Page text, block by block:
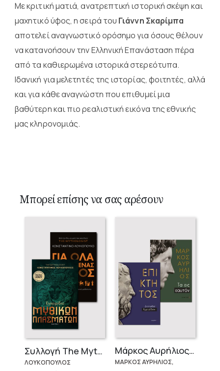
Με κριτική ματιά, ανατρεπτική ιστορική σκέψη και
μαχητικό ύφος, η σειρά του Γιάννη Σκαρίμπα
αποτελεί αναγνωστικό ορόσημο για όσους θέλουν
να κατανοήσουν την Ελληνική Επανάσταση πέρα
από τα καθιερωμένα ιστορικά στερεότυπα.
Ιδανική για μελετητές της ιστορίας, φοιτητές, αλλά
και για κάθε αναγνώστη που επιθυμεί μια
βαθύτερη και πιο ρεαλιστική εικόνα της εθνικής
μας κληρονομιάς.
Μπορεί επίσης να σας αρέσουν
Συλλογή The Mythologist (2 βιβλία)
ΛΟΥΚΟΠΟΥΛΟΣ
Μάρκος Αυρήλιος & Επίκτητος (Επίτομα)
ΜΑΡΚΟΣ ΑΥΡΗΛΙΟΣ,